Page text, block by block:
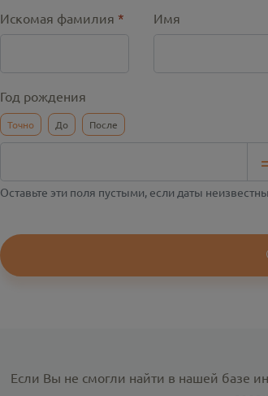
Искомая фамилия * Имя
Год рождения
Точно До После
=
Оставьте эти поля пустыми, если даты неизвестны
Если Вы не смогли найти в нашей базе